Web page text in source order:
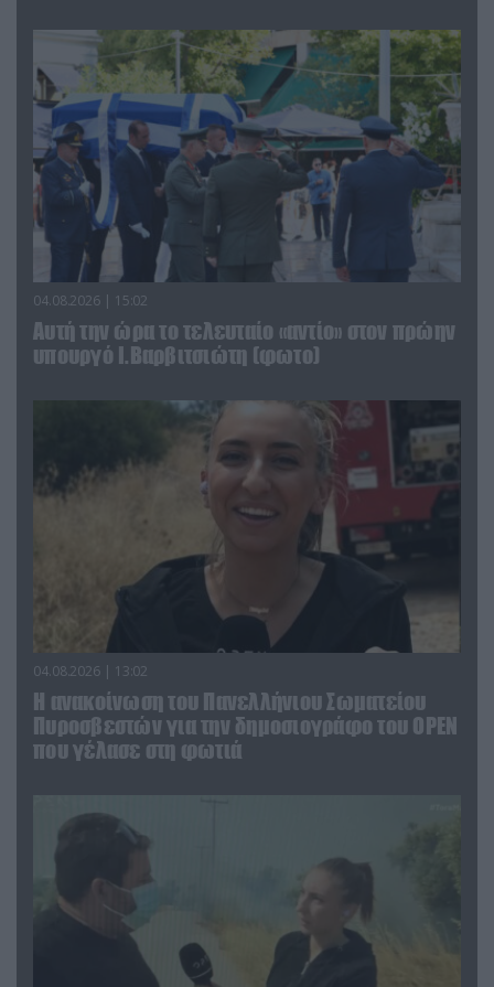
04.08.2026 | 15:02
Αυτή την ώρα το τελευταίο «αντίο» στον πρώην
υπουργό Ι.Βαρβιτσιώτη (φωτο)
04.08.2026 | 13:02
Η ανακοίνωση του Πανελλήνιου Σωματείου
Πυροσβεστών για την δημοσιογράφο του OPEN
που γέλασε στη φωτιά